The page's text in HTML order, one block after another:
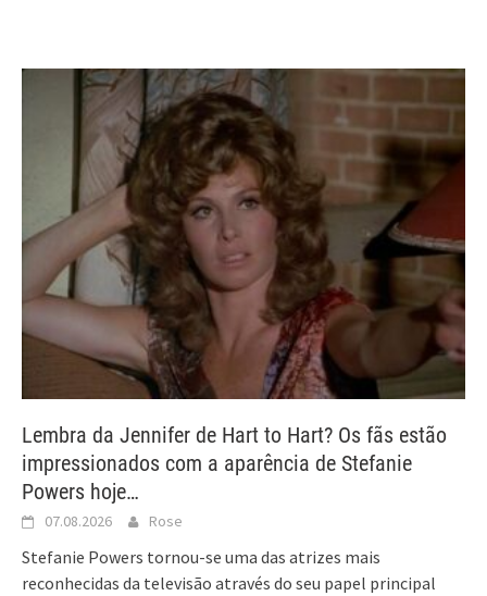
Lembra da Jennifer de Hart to Hart? Os fãs estão
impressionados com a aparência de Stefanie
Powers hoje…
07.08.2026 Rose
Stefanie Powers tornou-se uma das atrizes mais
reconhecidas da televisão através do seu papel principal